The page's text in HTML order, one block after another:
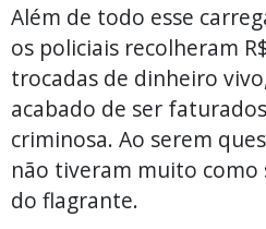
Além de todo esse
os policiais recolheram
trocadas de dinheiro
acabado de ser
criminosa. Ao serem
não tiveram muito
do flagrante.